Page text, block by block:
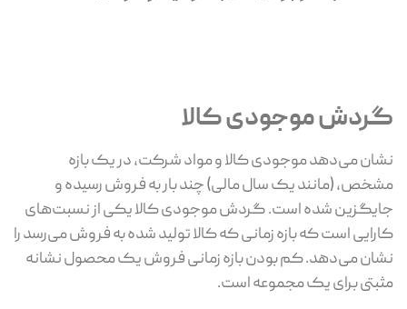
گردش موجودی کالا
نشان می‌دهد موجودی کالا و مواد شرکت، در یک بازه
مشخص، (مانند یک سال مالی) چند بار به فروش رسیده و
جایگزین شده است. گردش موجودی کالا یکی از نسبت‌های
کارایی است که بازه زمانی که کالا تولید شده به فروش می‌رسد را
نشان می‌دهد. کم بودن بازه زمانی فروش یک محصول نشانه
مثبتی برای یک مجموعه است.